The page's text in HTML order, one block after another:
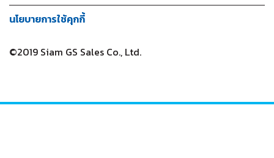
นโยบายการใช้คุกกี้
©2019 Siam GS Sales Co., Ltd.